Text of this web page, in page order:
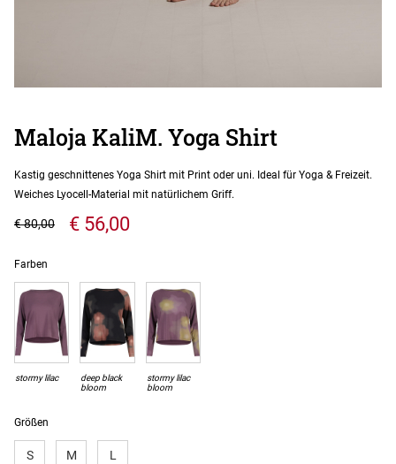
Maloja KaliM. Yoga Shirt
Kastig geschnittenes Yoga Shirt mit Print oder uni. Ideal für Yoga & Freizeit.
Weiches Lyocell-Material mit natürlichem Griff.
€ 56,00
€ 80,00
Größen
S M L
Farben
stormy lilac
deep black
bloom
stormy lilac
bloom